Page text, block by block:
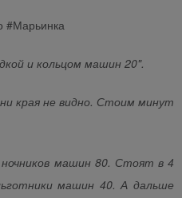
#Марьинка
и кольцом машин 20".
края не видно. Стоим минут
ночников машин 80. Стоят в 4
машин 40. А дальше